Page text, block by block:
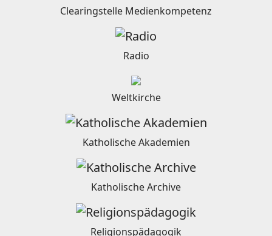
Clearingstelle Medienkompetenz
Radio
Weltkirche
Katholische Akademien
Katholische Archive
Religionspädagogik